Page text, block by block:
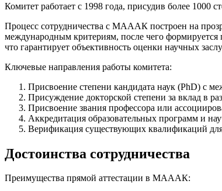
Комитет работает с 1998 года, присудив более 1000
Процесс сотрудничества с МАААК построен на
международным критериям, после чего
что гарантирует объективность оценки научных
Ключевые направления работы комитета:
Присвоение степени кандидата наук (PhD) с
Присуждение докторской степени за вклад в
Присвоение звания профессора или
Аккредитация образовательных программ и
Верификация существующих квалификаций
Достоинства сотрудничества
Преимущества прямой аттестации в МАААК: